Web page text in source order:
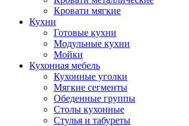
Кровати мягкие
Кухни
Готовые кухни
Модульные кухни
Мойки
Кухонная мебель
Кухонные уголки
Мягкие сегменты
Обеденные группы
Столы кухонные
Стулья и табуреты